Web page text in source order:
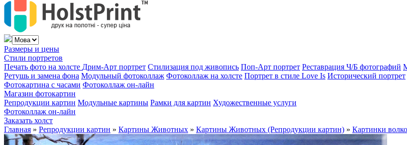
Размеры и цены
Стили портретов
Печать фото на холсте Дрим-Арт портрет Стилизация под живопись Поп-Арт портрет Реставрация Ч/Б фотографий
Ретушь и замена фона Модульный фотоколлаж Фотоколлаж на холсте Портрет в стиле Love Is Исторический портрет
Фотокартина с часами Фотоколлаж он-лайн
Магазин фотокартин
Репродукции картин Модульные картины Рамки для картин Художественные услуги
Фотоколлаж он-лайн
Заказать холст
Главная » Репродукции картин » Картины Животных » Картины Животных (Репродукции картин) » Картинки